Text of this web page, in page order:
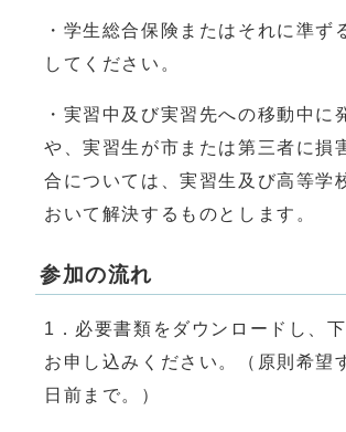
・学生総合保険またはそれに準ず
してください。
・実習中及び実習先への移動中に
や、実習生が市または第三者に損
合については、実習生及び高等学
おいて解決するものとします。
参加の流れ
1．必要書類をダウンロードし、
お申し込みください。（原則希望
日前まで。）